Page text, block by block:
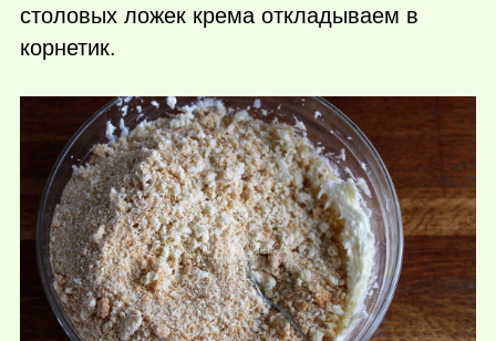
столовых ложек крема откладываем в
корнетик.